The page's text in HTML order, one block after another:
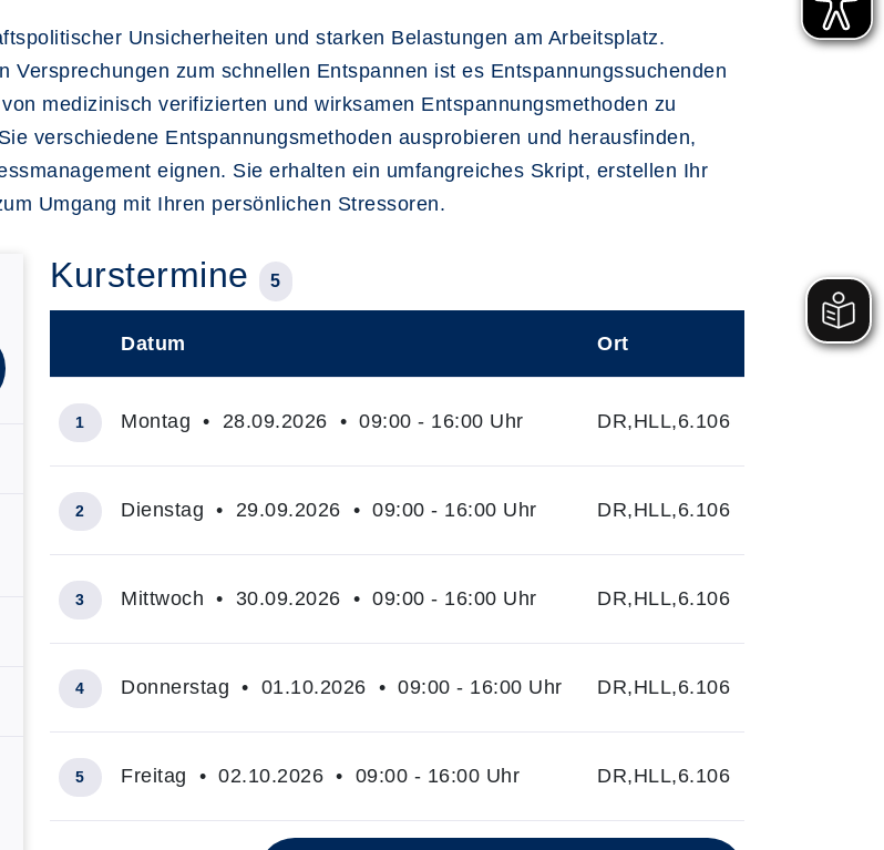
Unsicherheiten und starken Belastungen am Arbeitsplatz.
zum schnellen Entspannen ist es Entspannungssuchenden
medizinisch verifizierten und wirksamen Entspannungsmethoden zu
verschiedene Entspannungsmethoden ausprobieren und herausfinden,
eignen. Sie erhalten ein umfangreiches Skript, erstellen Ihr
Umgang mit Ihren persönlichen Stressoren.
Kurstermine 5
Übersicht über alle Kurstermine (5) mit Datum und Ort
Datum Ort
1 Montag • 28.09.2026 • 09:00 - 16:00 Uhr DR,HLL,6.106
2 Dienstag • 29.09.2026 • 09:00 - 16:00 Uhr DR,HLL,6.106
3 Mittwoch • 30.09.2026 • 09:00 - 16:00 Uhr DR,HLL,6.106
4 Donnerstag • 01.10.2026 • 09:00 - 16:00 Uhr DR,HLL,6.106
5 Freitag • 02.10.2026 • 09:00 - 16:00 Uhr DR,HLL,6.106